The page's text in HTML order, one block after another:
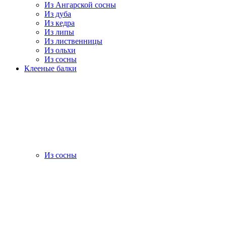
Из Ангарской сосны
Из дуба
Из кедра
Из липы
Из лиственницы
Из ольхи
Из сосны
Клееные балки
Из сосны